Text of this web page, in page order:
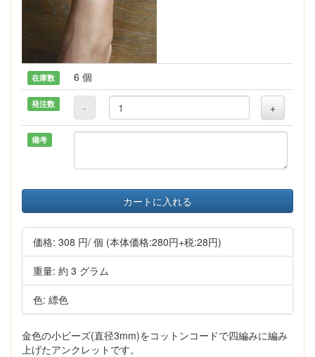
在庫数 6 個
発注数 - +
備考
カートに入れる
価格: 308 円/ 個 (本体価格:280円+税:28円)
重量: 約 3 グラム
色: 縹色
金色の小ビーズ(直径3mm)をコットンコードで四編みに編み
上げたアンクレットです。